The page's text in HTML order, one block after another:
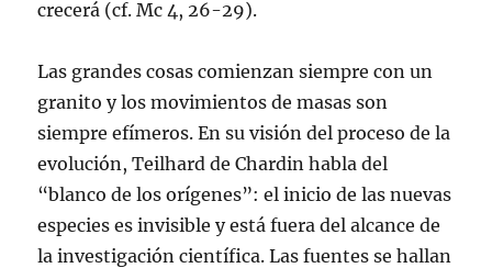
crecerá (cf. Mc 4, 26-29).
Las grandes cosas comienzan siempre con un
granito y los movimientos de masas son
siempre efímeros. En su visión del proceso de la
evolución, Teilhard de Chardin habla del
“blanco de los orígenes”: el inicio de las nuevas
especies es invisible y está fuera del alcance de
la investigación científica. Las fuentes se hallan